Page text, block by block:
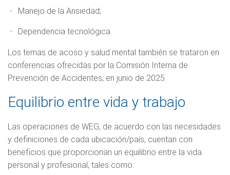
Manejo de la Ansiedad;
Dependencia tecnológica.
Los temas de acoso y salud mental también se trataron en
conferencias ofrecidas por la Comisión Interna de
Prevención de Accidentes, en junio de 2025.
Equilibrio entre vida y trabajo
Las operaciones de WEG, de acuerdo con las necesidades
y definiciones de cada ubicación/país, cuentan con
beneficios que proporcionan un equilibrio entre la vida
personal y profesional, tales como: